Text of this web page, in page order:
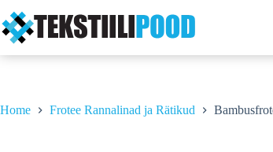
to
content
Home Frotee Rannalinad ja Rätikud